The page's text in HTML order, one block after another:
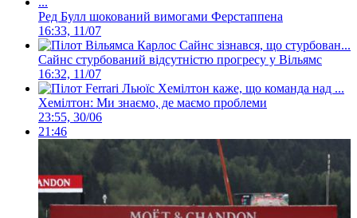
Ред Булл шокований вимогами Ферстаппена
16:33, 11/07
Сайнс стурбований відсутністю прогресу у Вільямс
16:32, 11/07
Хемілтон: Ми знаємо, де маємо проблеми
23:55, 30/06
21:46